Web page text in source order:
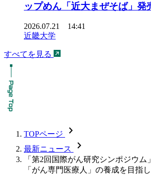
ップめん「近大まぜそば」発
2026.07.21 14:41
近畿大学
すべてを見る
TOPページ chevron_forward
最新ニュース chevron_forward
「第2回国際がん研究シンポジウ
「がん専門医療人」の養成を目指